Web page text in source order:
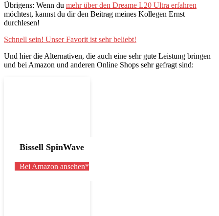
Übrigens: Wenn du mehr über den Dreame L20 Ultra erfahren
möchtest, kannst du dir den Beitrag meines Kollegen Ernst
durchlesen!
Schnell sein! Unser Favorit ist sehr beliebt!
Und hier die Alternativen, die auch eine sehr gute Leistung bringen
und bei Amazon und anderen Online Shops sehr gefragt sind:
Bissell SpinWave
Bei Amazon ansehen*